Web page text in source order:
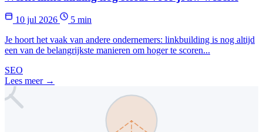
10 jul 2026
5 min
Je hoort het vaak van andere ondernemers: linkbuilding is nog altijd
een van de belangrijkste manieren om hoger te scoren...
SEO
Lees meer →